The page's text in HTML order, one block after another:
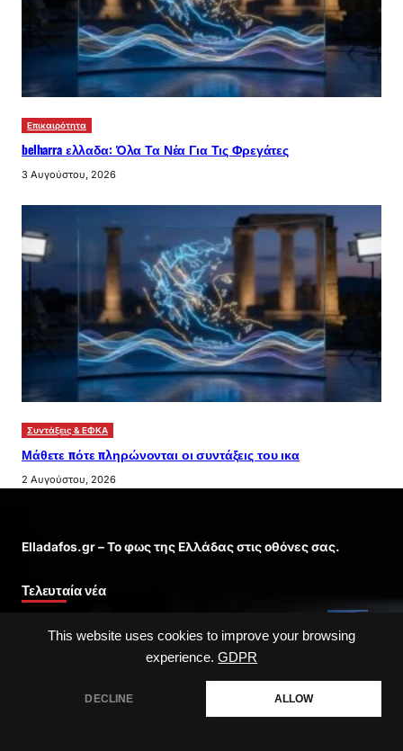
This website uses cookies to improve your browsing
experience. GDPR
DECLINE ALLOW
Επικαιρότητα
belharra ελλαδα: Όλα Τα Νέα Για Τις Φρεγάτες
3 Αυγούστου, 2026
Συντάξεις & ΕΦΚΑ
Μάθετε πότε πληρώνονται οι συντάξεις του ικα
2 Αυγούστου, 2026
Elladafos.gr – Το φως της Ελλάδας στις οθόνες σας.
Τελευταία νέα
οι μεγαλυτεροι σεισμοι στην ελλαδα: Οδηγός προστασίας
Τι να κάνεις αν σου τύχει ένα κηφισος ατυχημα